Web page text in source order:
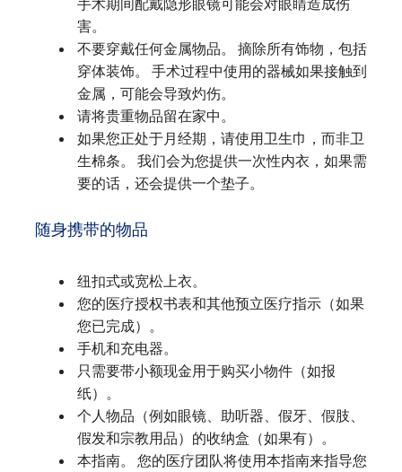
手术期间配戴隐形眼镜可能会对眼睛造成伤
害。
不要穿戴任何金属物品。 摘除所有饰物，包括
穿体装饰。 手术过程中使用的器械如果接触到
金属，可能会导致灼伤。
请将贵重物品留在家中。
如果您正处于月经期，请使用卫生巾，而非卫
生棉条。 我们会为您提供一次性内衣，如果需
要的话，还会提供一个垫子。
随身携带的物品
纽扣式或宽松上衣。
您的医疗授权书表和其他预立医疗指示（如果
您已完成）。
手机和充电器。
只需要带小额现金用于购买小物件（如报
纸）。
个人物品（例如眼镜、助听器、假牙、假肢、
假发和宗教用品）的收纳盒（如果有）。
本指南。 您的医疗团队将使用本指南来指导您